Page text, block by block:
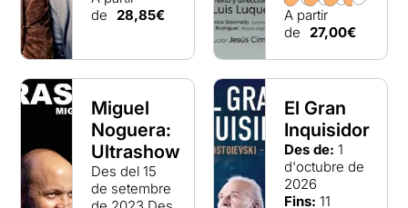
producció pròpia i la col·laboració entre
artistes, companyies i institucions
públiques i privades.
Sota la direcció artística de Josep Maria
Pou, des de 2008 fins al 2019, el
Goya
ha produït i exhibit principalment
peces teatrals de grans autors del segle
XX i obres contemporànies, amb la
complicitat de reconeguts artistes de
l’àmbit nacional, estatal o mundial i amb
una línia de programació bàsicament en
de 28,85€
A partir
de 27,00€
Miguel
Noguera:
Ultrashow
Des del 15
de setembre
El Gran
Inquisidor
Des de: 1
d'octubre de
2026
Fins: 11